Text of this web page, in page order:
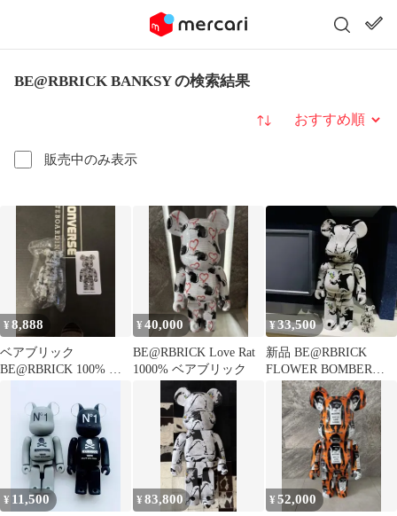
BE@RBRICK BANKSY の検索結果
販売中のみ表示
並び替え
¥8,888
ベアブリック
BE@RBRICK 100% バ
¥40,000
BE@RBRICK Love Rat
1000% ベアブリック
¥33,500
新品 BE@RBRICK
FLOWER BOMBER
100％ & 400％
¥ 11,500 ¥83,800 ¥52,000